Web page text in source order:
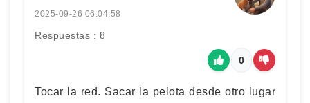
2025-09-26 06:04:58
Respuestas : 8
0
Tocar la red. Sacar la pelota desde otro lugar